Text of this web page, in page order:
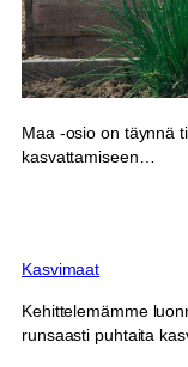
Maa -osio on täynnä
kasvattamiseen…
Kasvimaat
Kehittelemämme
runsaasti puhtaita